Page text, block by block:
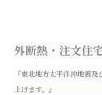
外断熱・注文住
『東北地方太平洋沖地震
上げます。』